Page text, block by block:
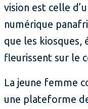
vision est celle
numérique
que les kiosques,
fleurissent sur le
La jeune femme
une plateforme